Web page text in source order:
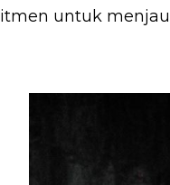
untuk